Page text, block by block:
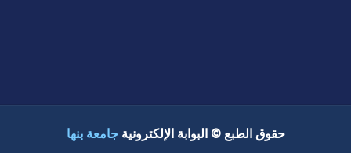
حقوق الطبع © البوابة الإلكترونية جامعة بنها